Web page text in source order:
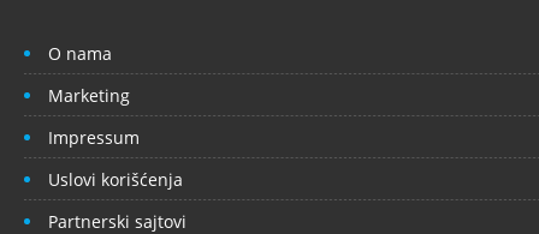
O nama
Marketing
Impressum
Uslovi korišćenja
Partnerski sajtovi